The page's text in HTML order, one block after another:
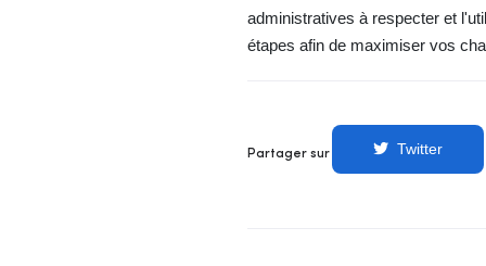
administratives à respecter et
étapes afin de maximiser vos
Partager sur Twitter